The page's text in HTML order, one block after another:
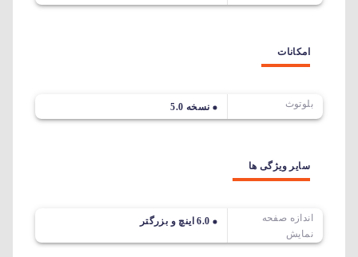
امکانات
بلوتوث نسخه 5.0
سایر ویژگی ها
اندازه صفحه
نمایش
6.0 اینچ و بزرگتر